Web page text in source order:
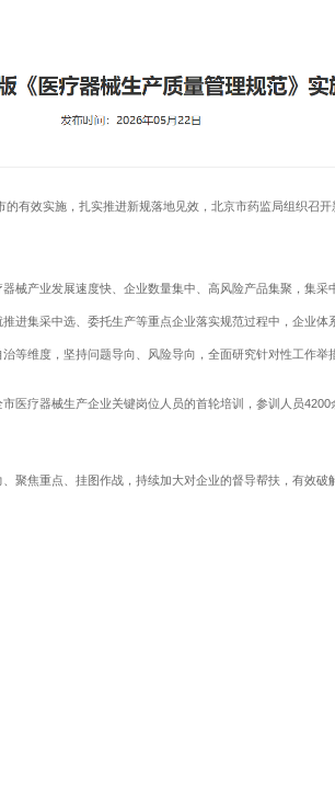
有效实施，扎实推进新规落地见效，北京市药监局组织
产业发展速度快、企业数量集中、高风险产品集聚，集
进集采中选、委托生产等重点企业落实规范过程中，企业
等维度，坚持问题导向、风险导向，全面研究针对性工作举
疗器械生产企业关键岗位人员的首轮培训，参训人员
焦重点、挂图作战，持续加大对企业的督导帮扶，有效